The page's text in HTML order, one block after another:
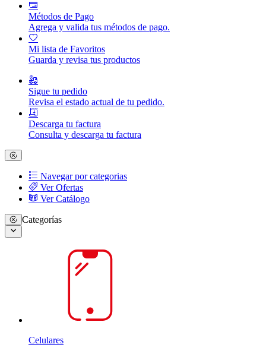
Métodos de Pago
Agrega y valida tus métodos de pago.
Mi lista de Favoritos
Guarda y revisa tus productos
Sigue tu pedido
Revisa el estado actual de tu pedido.
Descarga tu factura
Consulta y descarga tu factura
Navegar por categorias
Ver Ofertas
Ver Catálogo
Categorías
Celulares